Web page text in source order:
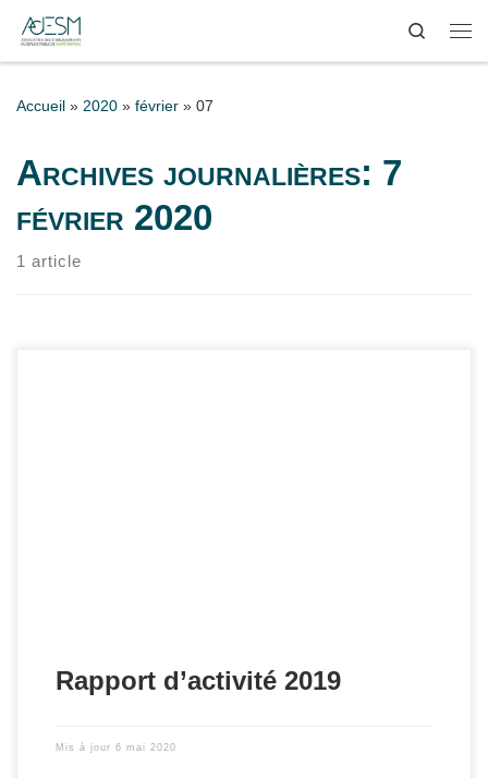
Passer au contenu
Search
Accueil » 2020 » février » 07
Archives journalières: 7
février 2020
1 article
Rapport d’activité 2019
Mis à jour 6 mai 2020